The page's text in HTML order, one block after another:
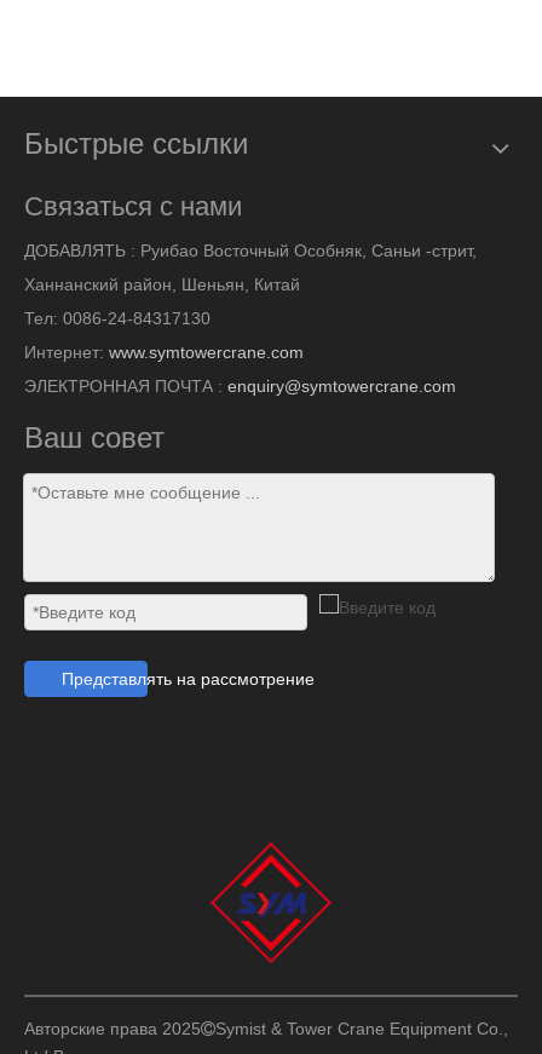
Быстрые ссылки
Связаться с нами
ДОБАВЛЯТЬ : Руибао Восточный Особняк, Саньи -стрит,
Ханнанский район, Шеньян, Китай
Тел: 0086-24-84317130
Интернет: www.symtowercrane.com
ЭЛЕКТРОННАЯ ПОЧТА : enquiry@symtowercrane.com
Ваш совет
Представлять на рассмотрение
Авторские права 2025Symist & Tower Crane Equipment Co.,